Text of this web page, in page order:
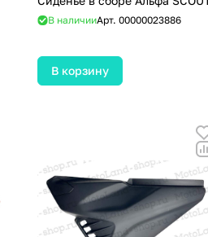
В наличииАрт. 00000023886
В корзину